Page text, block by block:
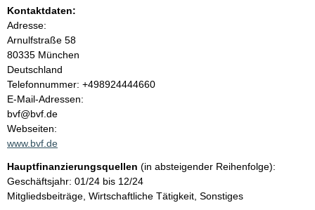
h
a
l
t
Kontaktdaten:
Adresse:
Arnulfstraße 58
80335 München
Deutschland
K
o
n
t
a
t
i
n
Telefonnummer: +498924444660
E-Mail-Adressen:
bvf@bvf.de
Webseiten:
www.bvf.de
Hauptfinanzierungsquellen (in absteigender Reihenfolge):
Geschäftsjahr: 01/24 bis 12/24
Mitgliedsbeiträge, Wirtschaftliche Tätigkeit, Sonstiges